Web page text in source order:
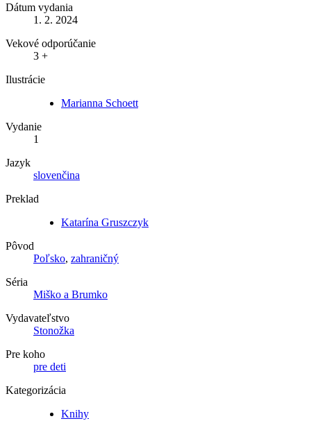
Dátum vydania
1. 2. 2024
Vekové odporúčanie
3 +
Ilustrácie
Marianna Schoett
Vydanie
1
Jazyk
slovenčina
Preklad
Katarína Gruszczyk
Pôvod
Poľsko, zahraničný
Séria
Miško a Brumko
Vydavateľstvo
Stonožka
Pre koho
pre deti
Kategorizácia
Knihy